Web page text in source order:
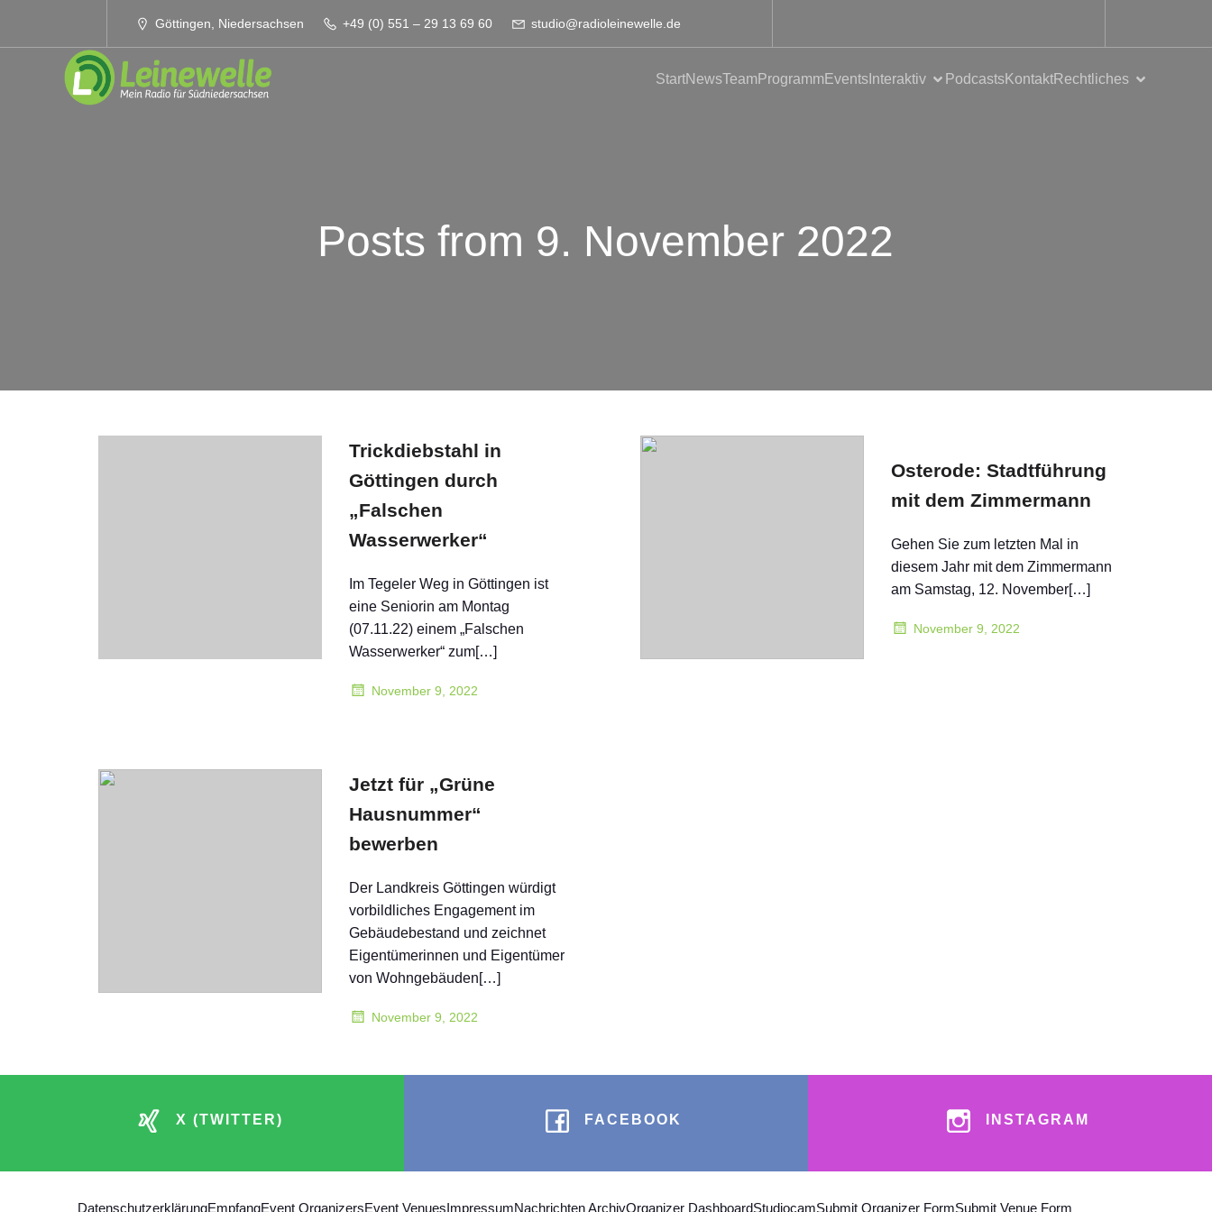
Göttingen, Niedersachsen +49 (0) 551 – 29 13 69 60 studio@radioleinewelle.de
StartNewsTeam Programm Events Interaktiv PodcastsKontaktRechtliches
Posts from 9. November 2022
Trickdiebstahl in
Göttingen durch
„Falschen
Wasserwerker“
Im Tegeler Weg in Göttingen ist
eine Seniorin am Montag
(07.11.22) einem „Falschen
Wasserwerker“ zum[…]
November 9, 2022
Osterode: Stadtführung
mit dem Zimmermann
Gehen Sie zum letzten Mal in
diesem Jahr mit dem Zimmermann
am Samstag, 12. November[…]
November 9, 2022
Jetzt für „Grüne
Hausnummer“
bewerben
Der Landkreis Göttingen würdigt
vorbildliches Engagement im
Gebäudebestand und zeichnet
Eigentümerinnen und Eigentümer
von Wohngebäuden[…]
November 9, 2022
X (TWITTER) FACEBOOK INSTAGRAM
DatenschutzerklärungEmpfangEvent OrganizersEvent VenuesImpressumNachrichten ArchivOrganizer DashboardStudiocamSubmit Organizer FormSubmit Venue Form